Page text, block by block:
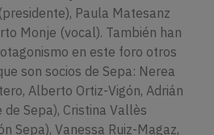
Paula Matesanz
Monje (vocal). También han
en este foro otros
son socios de Sepa: Nerea
Alberto Ortiz-Vigón, Adrián
Sepa), Cristina Vallès
Sepa), Vanessa Ruiz-Magaz,